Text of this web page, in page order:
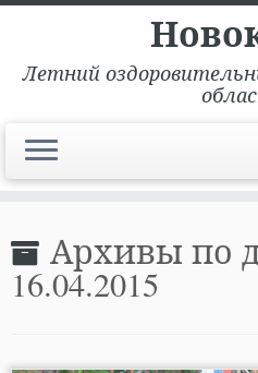
содержимому
Летний
Архивы по
16.04.2015